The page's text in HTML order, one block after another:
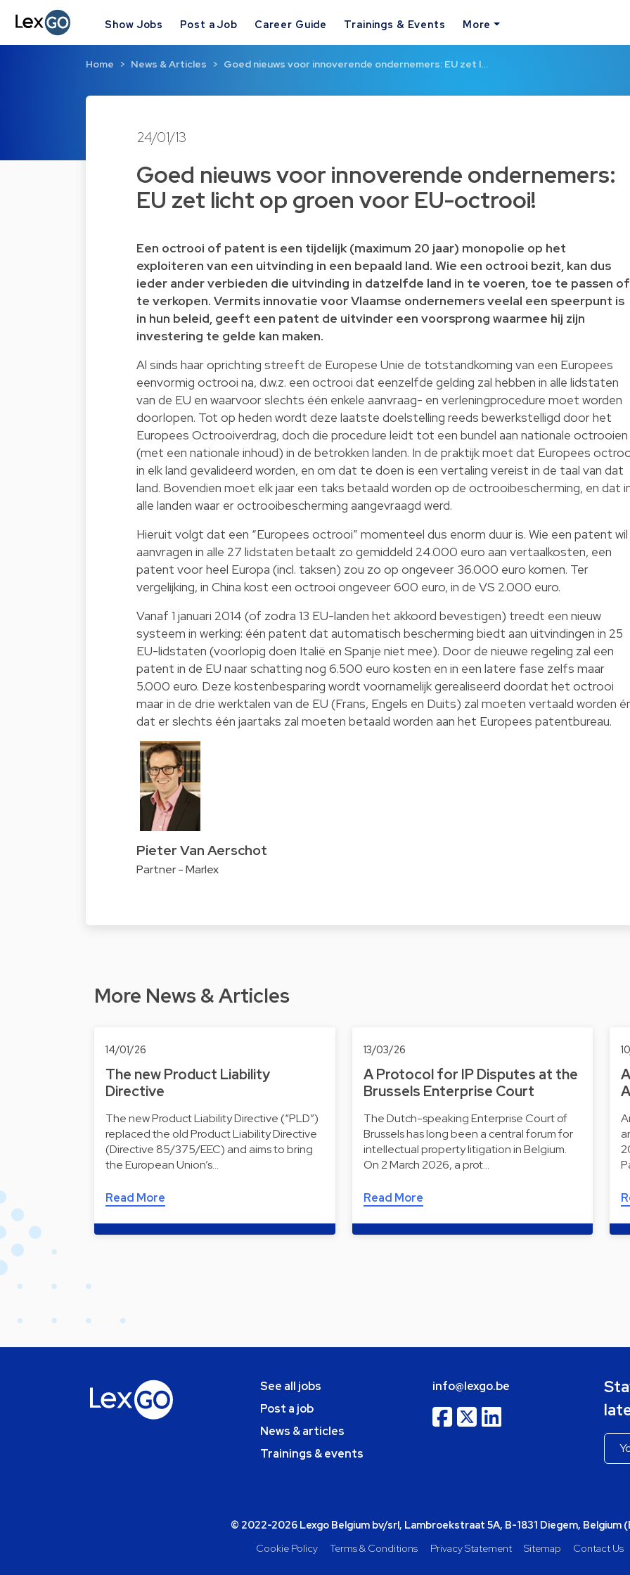
Show Jobs Post a Job Career Guide Trainings & Events More
Home News & Articles Goed nieuws voor innoverende ondernemers: EU zet l…
24/01/13
Goed nieuws voor innoverende ondernemers:
EU zet licht op groen voor EU-octrooi!
Een octrooi of patent is een tijdelijk (maximum 20 jaar) monopolie op het
exploiteren van een uitvinding in een bepaald land. Wie een octrooi bezit, kan dus
ieder ander verbieden die uitvinding in datzelfde land in te voeren, toe te passen of
te verkopen. Vermits innovatie voor Vlaamse ondernemers veelal een speerpunt is
in hun beleid, geeft een patent de uitvinder een voorsprong waarmee hij zijn
investering te gelde kan maken.
Al sinds haar oprichting streeft de Europese Unie de totstandkoming van een Europees
eenvormig octrooi na, d.w.z. een octrooi dat eenzelfde gelding zal hebben in alle lidstaten
van de EU en waarvoor slechts één enkele aanvraag- en verleningprocedure moet worden
doorlopen. Tot op heden wordt deze laatste doelstelling reeds bewerkstelligd door het
Europees Octrooiverdrag, doch die procedure leidt tot een bundel aan nationale octrooien
(met een nationale inhoud) in de betrokken landen. In de praktijk moet dat Europees
in elk land gevalideerd worden, en om dat te doen is een vertaling vereist in de taal van dat
land. Bovendien moet elk jaar een taks betaald worden op de octrooibescherming, en dat
alle landen waar er octrooibescherming aangevraagd werd.
Hieruit volgt dat een “Europees octrooi” momenteel dus enorm duur is. Wie een patent wil
aanvragen in alle 27 lidstaten betaalt zo gemiddeld 24.000 euro aan vertaalkosten, een
patent voor heel Europa (incl. taksen) zou zo op ongeveer 36.000 euro komen. Ter
vergelijking, in China kost een octrooi ongeveer 600 euro, in de VS 2.000 euro.
Vanaf 1 januari 2014 (of zodra 13 EU-landen het akkoord bevestigen) treedt een nieuw
systeem in werking: één patent dat automatisch bescherming biedt aan uitvindingen in 25
EU-lidstaten (voorlopig doen Italië en Spanje niet mee). Door de nieuwe regeling zal een
patent in de EU naar schatting nog 6.500 euro kosten en in een latere fase zelfs maar
5.000 euro. Deze kostenbesparing wordt voornamelijk gerealiseerd doordat het octrooi
maar in de drie werktalen van de EU (Frans, Engels en Duits) zal moeten vertaald worden
dat er slechts één jaartaks zal moeten betaald worden aan het Europees patentbureau.
Pieter Van Aerschot
Partner - Marlex
More News & Articles
14/01/26
The new Product Liability
Directive
The new Product Liability Directive (“PLD”)
replaced the old Product Liability Directive
(Directive 85/375/EEC) and aims to bring
the European Union’s…
Read More
13/03/26
A Protocol for IP Disputes at the
Brussels Enterprise Court
The Dutch-speaking Enterprise Court of
Brussels has long been a central forum for
intellectual property litigation in Belgium.
On 2 March 2026, a prot…
Read More
See all jobs
Post a job
News & articles
Trainings & events
info@lexgo.be
© 2022-2026 Lexgo Belgium bv/srl, Lambroekstraat 5A, B-1831 Diegem, Belgium
Cookie Policy
Terms & Conditions Privacy Statement Sitemap Contact Us